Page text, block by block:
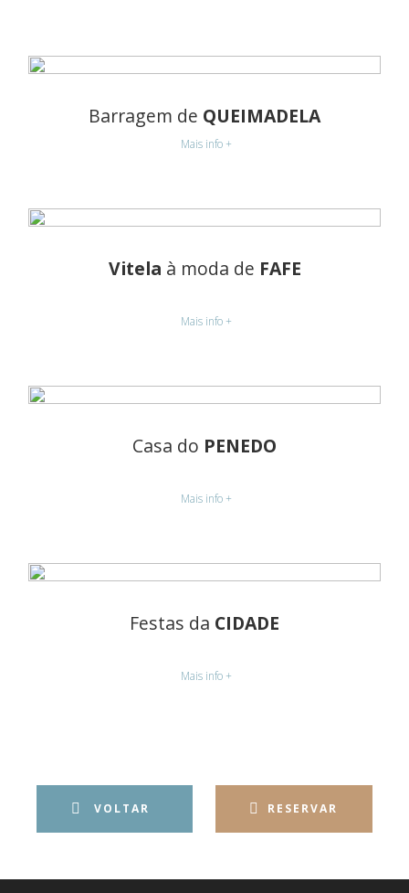
Barragem de QUEIMADELA
Mais info +
Vitela à moda de FAFE
Mais info +
Casa do PENEDO
Mais info +
Festas da CIDADE
Mais info +
VOLTAR RESERVAR